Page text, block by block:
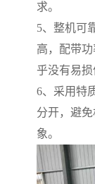
求。
5、整机可
高，配带
乎没有易损
6、采用特
分开，避
象。